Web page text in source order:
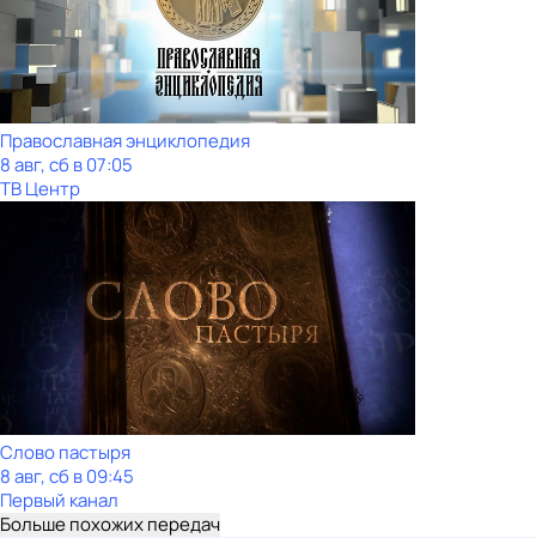
Православная энциклопедия
8 авг, сб в 07:05
ТВ Центр
Слово пастыря
8 авг, сб в 09:45
Первый канал
Больше похожих передач